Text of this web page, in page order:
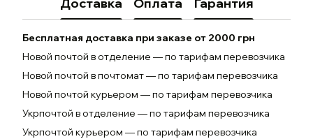
Бесплатная доставка при заказе от 2000 грн
Новой почтой в отделение — по тарифам перевозчика
Новой почтой в почтомат — по тарифам перевозчика
Новой почтой курьером — по тарифам перевозчика
Укрпочтой в отделение — по тарифам перевозчика
Укрпочтой курьером — по тарифам перевозчика